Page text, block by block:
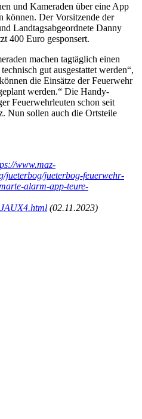
und Kameraden über eine App
können. Der Vorsitzende der
Landtagsabgeordnete Danny
400 Euro gesponsert.
machen tagtäglich einen
gut ausgestattet werden“,
die Einsätze der Feuerwehr
werden.“ Die Handy-
Feuerwehrleuten schon seit
Nun sollen auch die Ortsteile
www.maz-
jueterbog/jueterbog-feuerwehr-
alarm-app-teure-
(02.11.2023)